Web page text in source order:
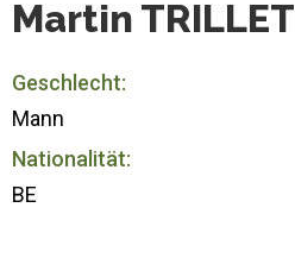
Martin TRILLET
Geschlecht:
Mann
Nationalität:
BE